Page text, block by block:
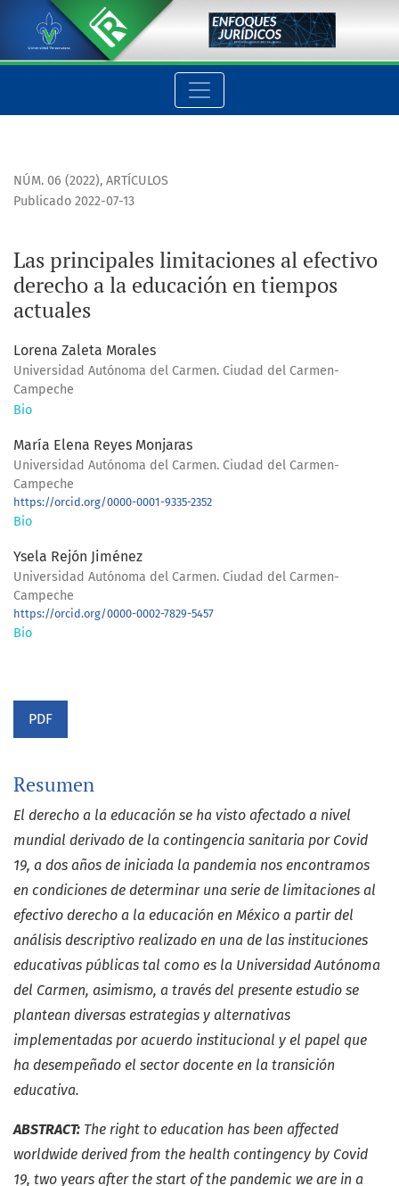
Las principales limitaciones al efectivo derecho a la
NÚM. 06 (2022), ARTÍCULOS
Las principales limitaciones al efectivo
derecho a la educación en tiempos
actuales
Publicado 2022-07-13
Lorena Zaleta Morales
Universidad Autónoma del Carmen. Ciudad del Carmen-
Campeche
Bio
María Elena Reyes Monjaras
Universidad Autónoma del Carmen. Ciudad del Carmen-
Campeche
https://orcid.org/0000-0001-9335-2352
Bio
Ysela Rejón Jiménez
Universidad Autónoma del Carmen. Ciudad del Carmen-
Campeche
https://orcid.org/0000-0002-7829-5457
Bio
PDF
Resumen
El derecho a la educación se ha visto afectado a nivel
mundial derivado de la contingencia sanitaria por Covid
19, a dos años de iniciada la pandemia nos encontramos
en condiciones de determinar una serie de limitaciones al
efectivo derecho a la educación en México a partir del
análisis descriptivo realizado en una de las instituciones
educativas públicas tal como es la Universidad Autónoma
del Carmen, asimismo, a través del presente estudio se
plantean diversas estrategias y alternativas
implementadas por acuerdo institucional y el papel que
ha desempeñado el sector docente en la transición
educativa.
ABSTRACT: The right to education has been affected
worldwide derived from the health contingency by Covid
19, two years after the start of the pandemic we are in a